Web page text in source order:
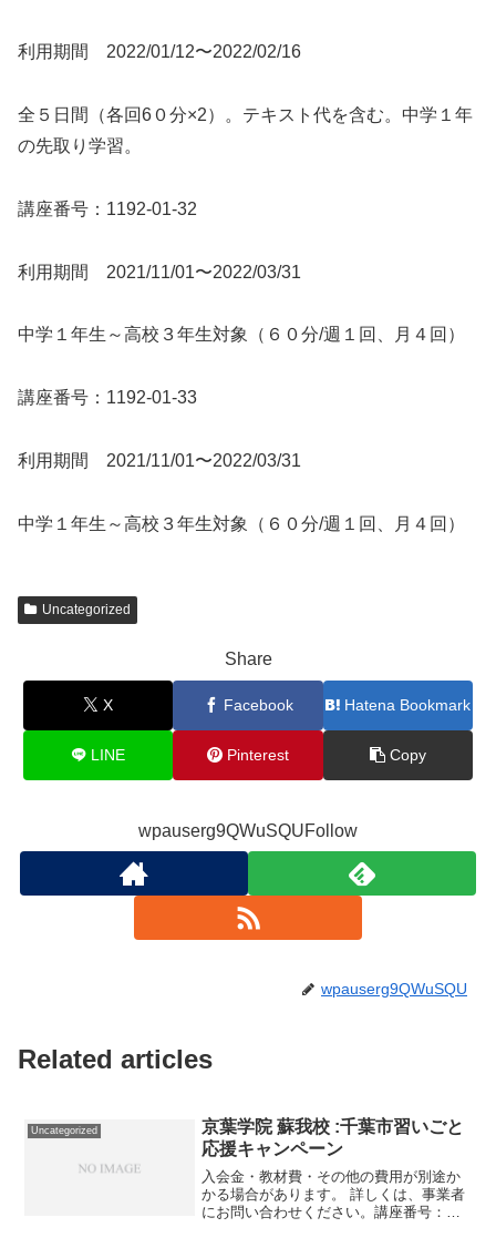
利用期間 2022/01/12〜2022/02/16
全５日間（各回6０分×2）。テキスト代を含む。中学１年
の先取り学習。
講座番号：1192-01-32
利用期間 2021/11/01〜2022/03/31
中学１年生～高校３年生対象（６０分/週１回、月４回）
講座番号：1192-01-33
利用期間 2021/11/01〜2022/03/31
中学１年生～高校３年生対象（６０分/週１回、月４回）
Uncategorized
Share
X Facebook Hatena Bookmark
LINE Pinterest Copy
wpauserg9QWuSQUFollow
wpauserg9QWuSQU
Related articles
Uncategorized
京葉学院 蘇我校 :千葉市習いごと
応援キャンペーン
入会金・教材費・その他の費用が別途か
かる場合があります。 詳しくは、事業者
にお問い合わせください。講座番号：